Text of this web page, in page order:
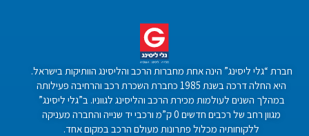
חברת “גלי ליסינג” הינה אחת מחברות הרכב והליסינג הוותיקות בישראל.
היא החלה דרכה בשנת 1985 כחברת השכרת רכב והרחיבה פעילותה
במהלך השנים לעולמות מכירת הרכב והליסינג לגווניו. ב”גלי ליסינג”
מגוון רחב של רכבים חדשים 0 ק”מ ורכבי יד שנייה והחברה מעניקה
ללקוחותיה מכלול פתרונות מעולם הרכב במקום אחד.